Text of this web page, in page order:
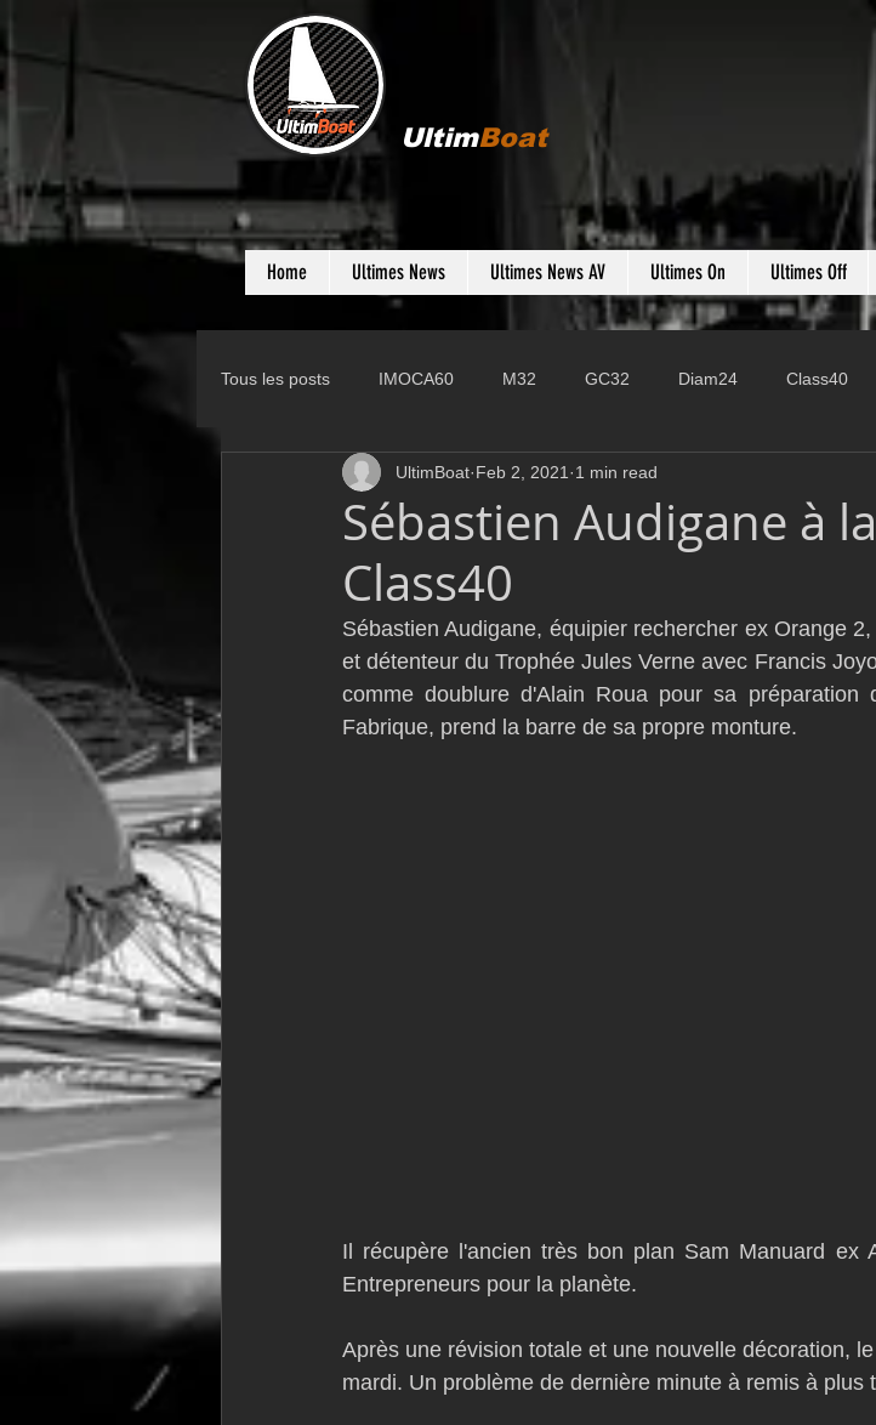
UltimBoat
Home Ultimes News Ultimes News AV Ultimes On Ultimes Off
Tous les posts IMOCA60 M32 GC32 Diam24 Class40
D35 Farr 280 Fast 40
Class Rhum
TF35 Business AC75 Open 7.50
Sébastien Audigane à
Class40
UltimBoat Feb 2, 2021 1 min read
Sébastien Audigane, équipier rechercher ex Orange
et détenteur du Trophée Jules Verne avec Francis
comme doublure d'Alain Roua pour sa préparation
Fabrique, prend la barre de sa propre monture.
Il récupère l'ancien très bon plan Sam Manuard ex
Entrepreneurs pour la planète.
Après une révision totale et une nouvelle décoration,
mardi. Un problème de dernière minute à remis à plus